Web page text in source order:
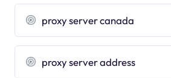
proxy server canada
proxy server address